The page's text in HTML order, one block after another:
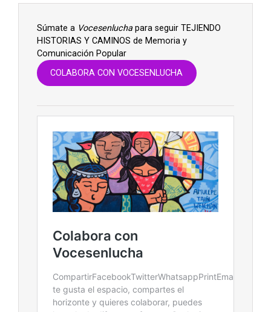
Súmate a Vocesenluchapara seguir TEJIENDO
HISTORIAS Y CAMINOS de Memoria y
Comunicación Popular
COLABORA CON VOCESENLUCHA